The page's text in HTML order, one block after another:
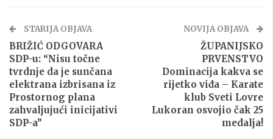
STARIJA OBJAVA
BRIŽIĆ ODGOVARA
SDP-u: “Nisu točne
tvrdnje da je sunčana
elektrana izbrisana iz
Prostornog plana
zahvaljujući inicijativi
SDP-a”
NOVIJA OBJAVA
ŽUPANIJSKO
PRVENSTVO
Dominacija kakva se
rijetko viđa – Karate
klub Sveti Lovre
Lukoran osvojio čak 25
medalja!